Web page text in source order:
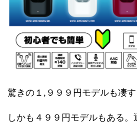
驚きの１,９９９円モデルも凄す
しかも４９９円モデルもある